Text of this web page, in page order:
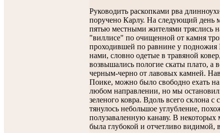
Руководить раскопками рва
поручено Карлу. На следующий день
пятью местными жителями тряслись
"виллисе" по очищенной от камня
проходившей по равнине у
нами, словно одетые в травяной
возвышались пологие скаты плато, а
черным-черно от лавовых камней.
Поике, можно было свободно ехать
любом направлении, но мы
зеленого ковра. Вдоль всего склона с
тянулось небольшое углубление,
полузаваленную канаву. В некоторых
была глубокой и отчетливо видимой,